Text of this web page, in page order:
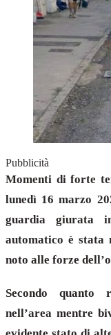
Pubblicità
Momenti di forte
lunedì 16 marzo
guardia giurata
automatico è stata
noto alle forze
Secondo quanto
nell’area mentre